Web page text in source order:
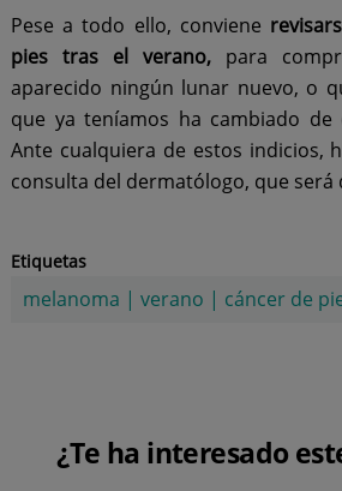
Pese a todo ello, conviene
pies tras el verano,para
aparecido ningún lunar nuevo, o
que ya teníamos ha cambiado
Ante cualquiera de estos indicios,
consulta del dermatólogo, que será
Etiquetas
melanoma | verano | cáncer de
¿Te ha interesado